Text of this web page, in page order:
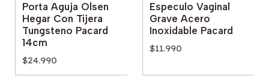
Porta Aguja Olsen
Hegar Con Tijera
Tungsteno Pacard
14cm
$24.990
Especulo Vaginal
Grave Acero
Inoxidable Pacard
$11.990